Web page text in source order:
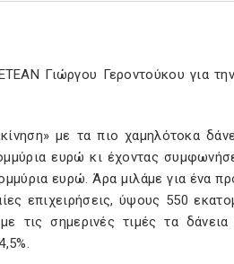
Γιώργου Γεροντούκου για
με τα πιο χαμηλότοκα
ευρώ κι έχοντας
ευρώ. Άρα μιλάμε για ένα
επιχειρήσεις, ύψους 550
τις σημερινές τιμές τα